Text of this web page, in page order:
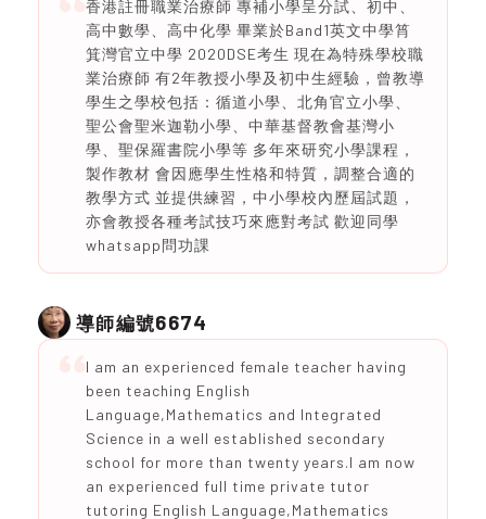
香港註冊職業治療師 專補小學呈分試、初中、
高中數學、高中化學 畢業於Band1英文中學筲
箕灣官立中學 2020DSE考生 現在為特殊學校職
業治療師 有2年教授小學及初中生經驗，曾教導
學生之學校包括：循道小學、北角官立小學、
聖公會聖米迦勒小學、中華基督教會基灣小
學、聖保羅書院小學等 多年來研究小學課程，
製作教材 會因應學生性格和特質，調整合適的
教學方式 並提供練習，中小學校內歷屆試題，
亦會教授各種考試技巧來應對考試 歡迎同學
whatsapp問功課
導師編號6674
I am an experienced female teacher having
been teaching English
Language,Mathematics and Integrated
Science in a well established secondary
school for more than twenty years.I am now
an experienced full time private tutor
tutoring English Language,Mathematics